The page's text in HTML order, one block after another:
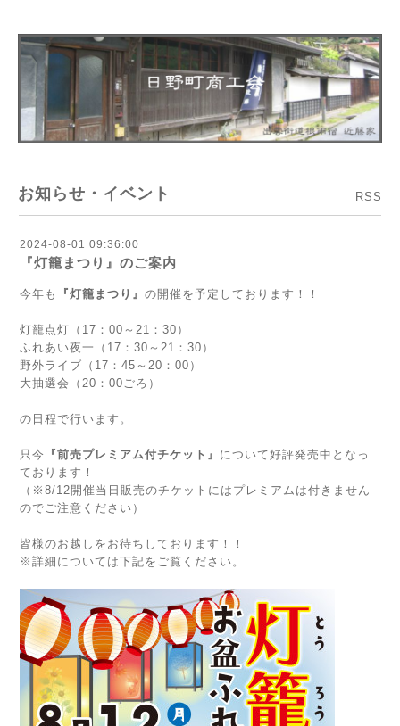
お知らせ・イベント RSS
2024-08-01 09:36:00
『灯籠まつり』のご案内
今年も 『灯籠まつり』 の開催を予定しております！！
灯籠点灯（17：00～21：30）
ふれあい夜一（17：30～21：30）
野外ライブ（17：45～20：00）
大抽選会（20：00ごろ）
の日程で行います。
只今 『前売プレミアム付チケット』 について好評発売中となっ
ております！
（※8/12開催当日販売のチケットにはプレミアムは付きません
のでご注意ください）
皆様のお越しをお待ちしております！！
※詳細については下記をご覧ください。